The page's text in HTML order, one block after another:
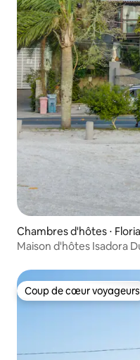
Chambres d'hôtes ⋅
Maison d'hôtes Isadora
Coup de cœur voyageurs
Coup de cœur voyageurs